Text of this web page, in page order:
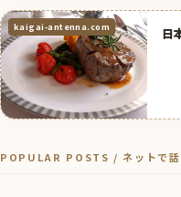
kaigai-antenna.com 日
POPULAR POSTS / ネットで話